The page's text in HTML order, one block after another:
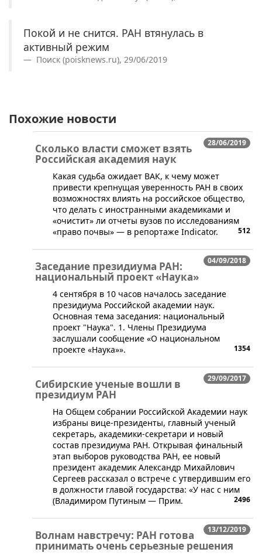
Покой и не снится. РАН втянулась в
активный режим
Поиск (poisknews.ru), 29/06/2019
Похожие новости
28/06/2019
Сколько власти сможет взять
Российская академия наук
​Какая судьба ожидает ВАК, к чему может
привести крепнущая уверенность РАН в своих
возможностях влиять на российское общество,
что делать с иностранными академиками и
«очистит» ли отчеты вузов по исследованиям
«право почвы» — в репортаже Indicator.
512
04/09/2018
Заседание президиума РАН:
национальный проект «Наука»
​4 сентября в 10 часов началось заседание
президиума Российской академии наук.
Основная тема заседания: национальный
проект "Наука". 1. Члены Президиума
заслушали сообщение «О национальном
проекте «Наука»».
1354
29/09/2017
Сибирские ученые вошли в
президиум РАН
На Общем собрании Российской Академии наук
избраны вице-президенты, главный ученый
секретарь, академики-секретари и новый
состав президиума РАН. Открывая финальный
этап выборов руководства РАН, ее новый
президент академик Александр Михайлович
Сергеев рассказал о встрече с утвердившим его
в должности главой государства: «У нас с ним
(Владимиром Путиным ― Прим.
2496
13/12/2019
Волнам навстречу: РАН готова
принимать очень серьезные решения